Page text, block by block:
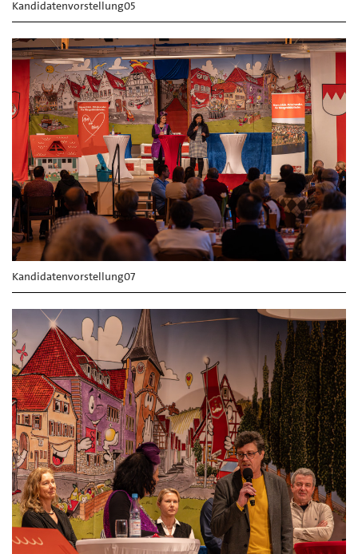
Kandidatenvorstellung05
Kandidatenvorstellung07